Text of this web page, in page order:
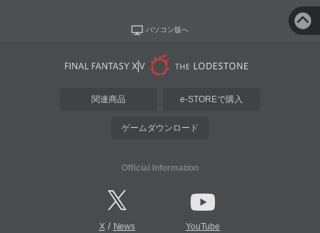
パソコン版へ
関連商品 e-STOREで購入
ゲームダウンロード
Official Information
X/ News YouTube